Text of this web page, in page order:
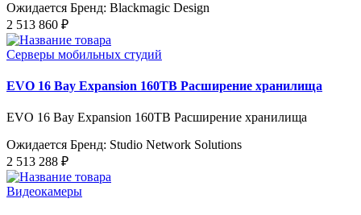
Ожидается Бренд: Blackmagic Design
2 513 860 ₽
Серверы мобильных студий
EVO 16 Bay Expansion 160TB Расширение хранилища
EVO 16 Bay Expansion 160TB Расширение хранилища
Ожидается Бренд: Studio Network Solutions
2 513 288 ₽
Видеокамеры